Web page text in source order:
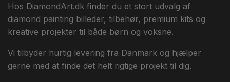
Hos DiamondArt.dk finder du et stort udvalg af
diamond painting billeder, tilbehør, premium kits og
kreative projekter til både børn og voksne.
Vi tilbyder hurtig levering fra Danmark og hjælper
gerne med at finde det helt rigtige projekt til dig.